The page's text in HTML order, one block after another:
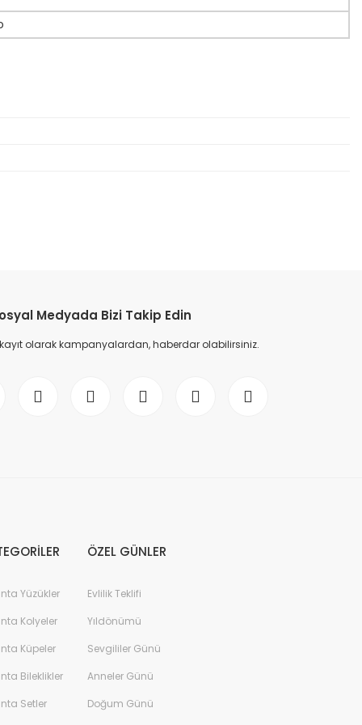
Medyada Bizi Takip Edin
olarak kampanyalardan, haberdar olabilirsiniz.
Yüzükler
Kolyeler
Küpeler
Bileklikler
Setler
ÖZEL GÜNLER
Evlilik Teklifi
Yıldönümü
Sevgililer Günü
Anneler Günü
Doğum Günü